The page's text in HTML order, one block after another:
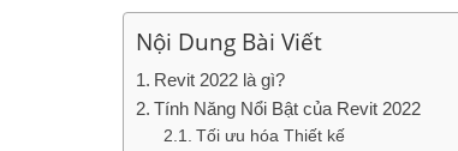
Nội Dung Bài Viết
Revit 2022 là gì?
Tính Năng Nổi Bật của Revit 2022
Tối ưu hóa Thiết kế